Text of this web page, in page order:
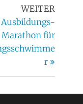
WEITER
Ausbildungs-
Marathon für
r